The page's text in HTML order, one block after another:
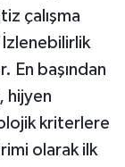
çalışma
En başından
hijyen
kriterlere
olarak ilk